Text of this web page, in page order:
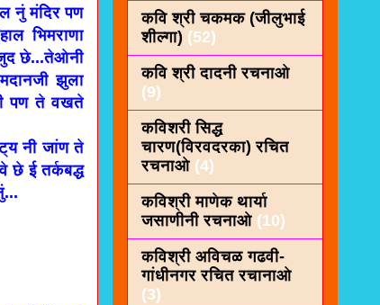
नुं मंदिर पण
भिमराणा
छे...तेओनी
झुला
पण ते वखते
नी जांण ते
ई तर्कबद्ध
कवि श्री चकमक (जीलुभाई
शील्गा) (52)
कवि श्री दादनी रचनाओ
(9)
कविशरी सिद्ध
चारण(विरवदरका) रचित
रचनाओ (4)
कविश्री माणेक थार्या
जसाणीनी रचनाओ (10)
कविश्री अविचळ गढवी-
गांधीनगर रचित रचानाओ
(3)